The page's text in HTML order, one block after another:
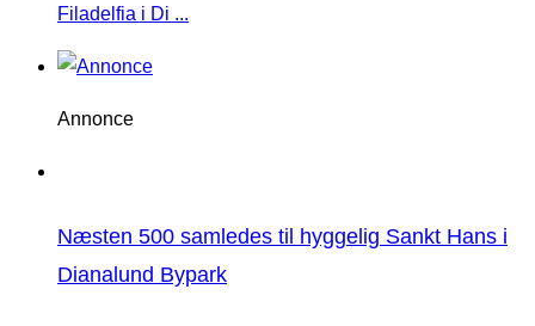
Filadelfia i Di ...
Annonce
Næsten 500 samledes til hyggelig Sankt Hans i
Dianalund Bypark